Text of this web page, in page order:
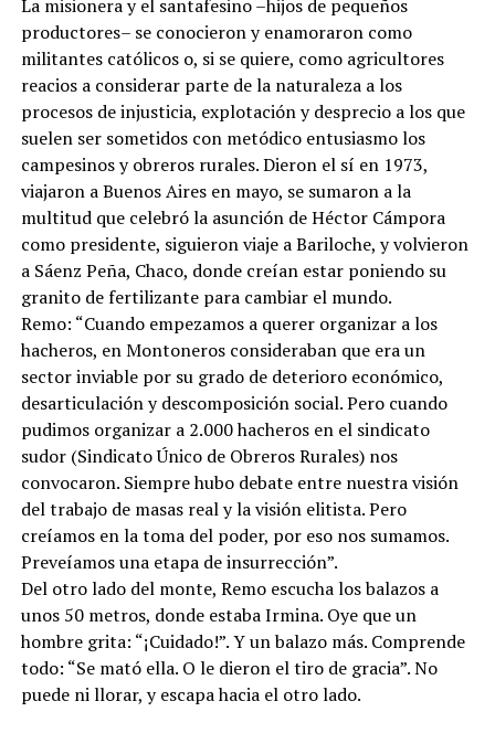
La misionera y el santafesino –hijos de pequeños
productores– se conocieron y enamoraron como
militantes católicos o, si se quiere, como agricultores
reacios a considerar parte de la naturaleza a los
procesos de injusticia, explotación y desprecio a los que
suelen ser sometidos con metódico entusiasmo los
campesinos y obreros rurales. Dieron el sí en 1973,
viajaron a Buenos Aires en mayo, se sumaron a la
multitud que celebró la asunción de Héctor Cámpora
como presidente, siguieron viaje a Bariloche, y volvieron
a Sáenz Peña, Chaco, donde creían estar poniendo su
granito de fertilizante para cambiar el mundo.
Remo: “Cuando empezamos a querer organizar a los
hacheros, en Montoneros consideraban que era un
sector inviable por su grado de deterioro económico,
desarticulación y descomposición social. Pero cuando
pudimos organizar a 2.000 hacheros en el sindicato
sudor (Sindicato Único de Obreros Rurales) nos
convocaron. Siempre hubo debate entre nuestra visión
del trabajo de masas real y la visión elitista. Pero
creíamos en la toma del poder, por eso nos sumamos.
Preveíamos una etapa de insurrección”.
Del otro lado del monte, Remo escucha los balazos a
unos 50 metros, donde estaba Irmina. Oye que un
hombre grita: “¡Cuidado!”. Y un balazo más. Comprende
todo: “Se mató ella. O le dieron el tiro de gracia”. No
puede ni llorar, y escapa hacia el otro lado.